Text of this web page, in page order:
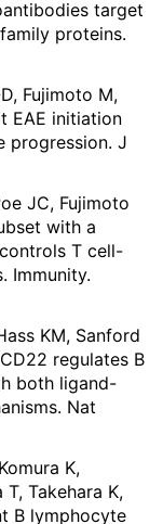
target
proteins.
Fujimoto M,
EAE initiation
progression. J
JC, Fujimoto
with a
T cell-
Immunity.
KM, Sanford
regulates B
both ligand-
Nat
K,
Takehara K,
B lymphocyte